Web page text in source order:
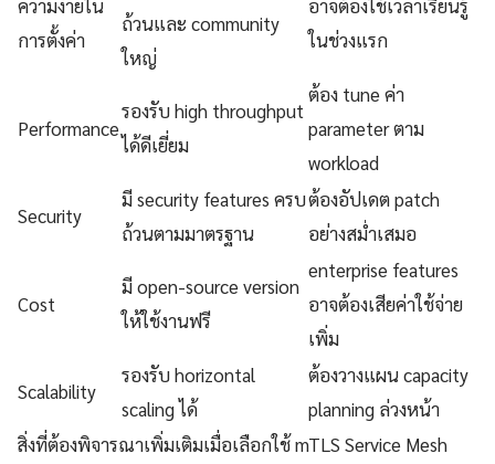
ความง่ายใน
การตั้งค่า
ถ้วนและ community
ใหญ่
อาจต้องใช้เวลาเรียนรู้
ในช่วงแรก
Performance
รองรับ high throughput
ได้ดีเยี่ยม
ต้อง tune ค่า
parameter ตาม
workload
Security
มี security features ครบ
ถ้วนตามมาตรฐาน
ต้องอัปเดต patch
อย่างสม่ำเสมอ
Cost
มี open-source version
ให้ใช้งานฟรี
enterprise features
อาจต้องเสียค่าใช้จ่าย
เพิ่ม
Scalability
รองรับ horizontal
scaling ได้
ต้องวางแผน capacity
planning ล่วงหน้า
สิ่งที่ต้องพิจารณาเพิ่มเติมเมื่อเลือกใช้ mTLS Service Mesh